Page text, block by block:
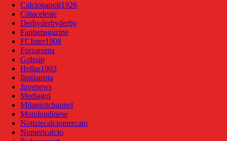
Calcionapoli1926
Cittaceleste
Derbyderbyderby
Fantamagazine
FCInter1908
Forzaroma
Golssip
Hellas1903
Ilmilanista
Juvenews
Mediagol
Milanistichannel
Mondoudinese
Notiziecalciomercato
Numericalcio